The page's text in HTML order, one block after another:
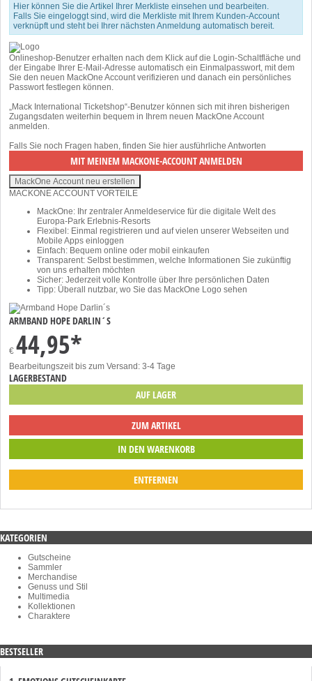
Hier können Sie die Artikel Ihrer Merkliste einsehen und bearbeiten.
Falls Sie eingeloggt sind, wird die Merkliste mit Ihrem Kunden-Account
verknüpft und steht bei Ihrer nächsten Anmeldung automatisch bereit.
Onlineshop-Benutzer erhalten nach dem Klick auf die Login-Schaltfläche und
der Eingabe Ihrer E-Mail-Adresse automatisch ein Einmalpasswort, mit dem
Sie den neuen MackOne Account verifizieren und danach ein persönliches
Passwort festlegen können.
„Mack International Ticketshop“-Benutzer können sich mit ihren bisherigen
Zugangsdaten weiterhin bequem in Ihrem neuen MackOne Account
anmelden.
Falls Sie noch Fragen haben, finden Sie hier ausführliche Antworten
MACKONE ACCOUNT VORTEILE
MackOne: Ihr zentraler Anmeldeservice für die digitale Welt des
Europa-Park Erlebnis-Resorts
Flexibel: Einmal registrieren und auf vielen unserer Webseiten und
Mobile Apps einloggen
Einfach: Bequem online oder mobil einkaufen
Transparent: Selbst bestimmen, welche Informationen Sie zukünftig
von uns erhalten möchten
Sicher: Jederzeit volle Kontrolle über Ihre persönlichen Daten
Tipp: Überall nutzbar, wo Sie das MackOne Logo sehen
ARMBAND HOPE DARLIN´S
€ 44,95*
Bearbeitungszeit bis zum Versand: 3-4 Tage
LAGERBESTAND
AUF LAGER
ZUM ARTIKEL
ENTFERNEN
KATEGORIEN
Gutscheine
Sammler
Merchandise
Genuss und Stil
Multimedia
Kollektionen
Charaktere
BESTSELLER